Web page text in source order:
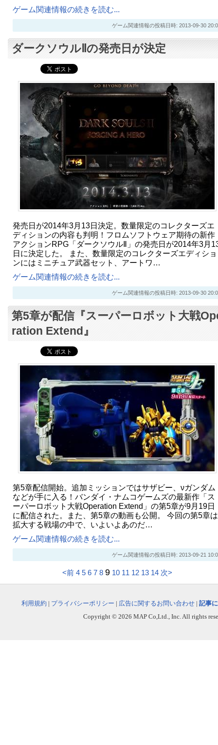
ゲーム関連情報の続きを読む...
ゲーム関連情報の投稿日時: 2013-09-30
ダークソウルⅡの発売日が決定
発売日が2014年3月13日決定。数量限定のコレクターズエ
ディションの内容も判明！フロムソフトウェア期待の新作
アクションRPG「ダークソウルⅡ」の発売日が2014年3月
日に決定した。 また、数量限定のコレクターズエディショ
ンにはミニチュア武器セット、アートワ…
ゲーム関連情報の続きを読む...
ゲーム関連情報の投稿日時: 2013-09-30
第5章が配信『スーパーロボット大戦
ration Extend』
第5章配信開始。追加ミッションではサザビー、νガンダム
などが手に入る！バンダイ・ナムコゲームズの最新作「ス
ーパーロボット大戦Operation Extend」の第5章が9月19日
に配信された。また、第5章の動画も公開。 今回の第5章は
拡大する戦場の中で、いよいよあのだ…
ゲーム関連情報の続きを読む...
ゲーム関連情報の投稿日時: 2013-09-21
<前 4 5 6 7 8 9 10 11 12 13 14 次>
利用規約 | プライバシーポリシー | 広告に関するお問い合わせ | 記事
Copyright © 2026 MAP Co,Ltd., Inc. All rights